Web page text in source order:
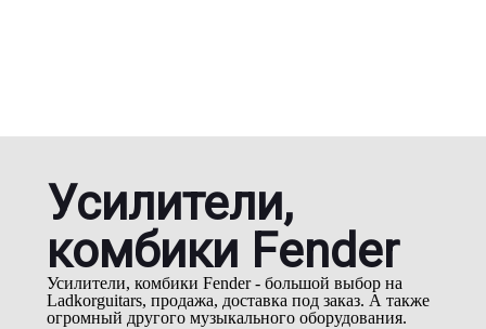
Усилители,
комбики Fender
Усилители, комбики Fender - большой выбор на
Ladkorguitars, продажа, доставка под заказ. А также
огромный другого музыкального оборудования.